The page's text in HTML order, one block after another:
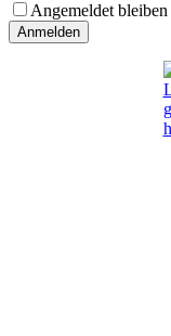
Angemeldet bleiben